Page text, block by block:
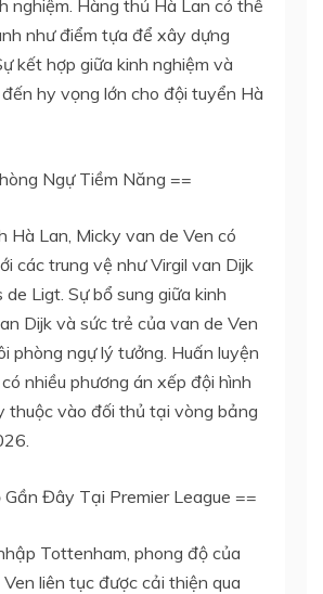
nghiệm. Hàng thủ Hà Lan có thể
như điểm tựa để xây dựng
kết hợp giữa kinh nghiệm và
hy vọng lớn cho đội tuyển Hà
Ngự Tiềm Năng ==
Hà Lan, Micky van de Ven có
các trung vệ như Virgil van Dijk
Ligt. Sự bổ sung giữa kinh
Dijk và sức trẻ của van de Ven
phòng ngự lý tưởng. Huấn luyện
nhiều phương án xếp đội hình
thuộc vào đối thủ tại vòng bảng
Đây Tại Premier League ==
Tottenham, phong độ của
liên tục được cải thiện qua